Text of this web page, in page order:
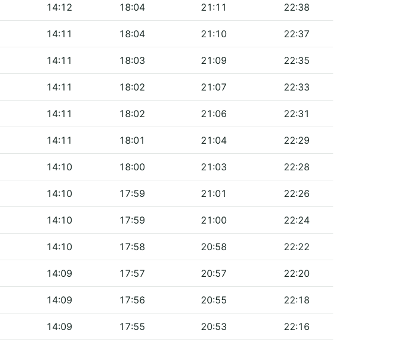
14:12 18:04 21:11 22:38
14:11 18:04 21:10 22:37
14:11 18:03 21:09 22:35
14:11 18:02 21:07 22:33
14:11 18:02 21:06 22:31
14:11 18:01 21:04 22:29
14:10 18:00 21:03 22:28
14:10 17:59 21:01 22:26
14:10 17:59 21:00 22:24
14:10 17:58 20:58 22:22
14:09 17:57 20:57 22:20
14:09 17:56 20:55 22:18
14:09 17:55 20:53 22:16